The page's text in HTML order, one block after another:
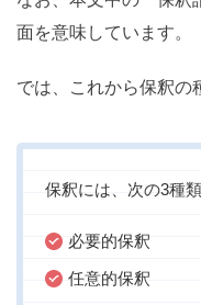
面を意味しています。
では、これから保釈の
保釈には、次の3種
必要的保釈
任意的保釈